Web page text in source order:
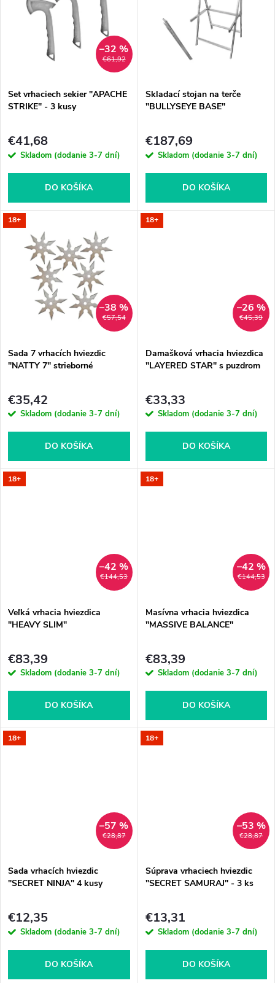
e
p
r
o
d
o
s
p
r
o
d
v
€61,92
–32 %
Set vrhaciech sekier "APACHE
STRIKE" - 3 kusy
€41,68
Skladom (dodanie 3-7 dní)
DO KOŠÍKA
Skladací stojan na terče
"BULLYSEYE BASE"
€187,69
Skladom (dodanie 3-7 dní)
DO KOŠÍKA
18+
€57,54
–38 %
Sada 7 vrhacích hviezdic
"NATTY 7" strieborné
€35,42
Skladom (dodanie 3-7 dní)
DO KOŠÍKA
18+
€45,39
–26 %
Damašková vrhacia hviezdica
"LAYERED STAR" s puzdrom
€33,33
Skladom (dodanie 3-7 dní)
DO KOŠÍKA
18+
€144,53
–42 %
Veľká vrhacia hviezdica
"HEAVY SLIM"
€83,39
Skladom (dodanie 3-7 dní)
DO KOŠÍKA
18+
€144,53
–42 %
Masívna vrhacia hviezdica
"MASSIVE BALANCE"
€83,39
Skladom (dodanie 3-7 dní)
DO KOŠÍKA
18+
€28,87
–57 %
Sada vrhacích hviezdic
"SECRET NINJA" 4 kusy
€12,35
Skladom (dodanie 3-7 dní)
DO KOŠÍKA
18+
€28,87
–53 %
Súprava vrhaciech hviezdic
"SECRET SAMURAJ" - 3 ks
€13,31
Skladom (dodanie 3-7 dní)
DO KOŠÍKA